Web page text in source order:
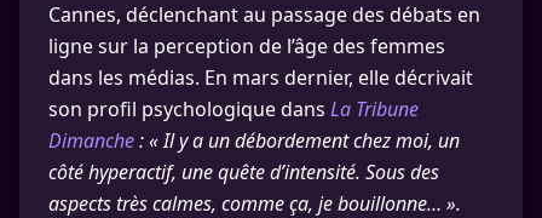
Cannes, déclenchant au passage des débats en
ligne sur la perception de l’âge des femmes
dans les médias. En mars dernier, elle décrivait
son profil psychologique dans La Tribune
Dimanche: « Il y a un débordement chez moi, un
côté hyperactif, une quête d’intensité. Sous des
aspects très calmes, comme ça, je bouillonne… ».